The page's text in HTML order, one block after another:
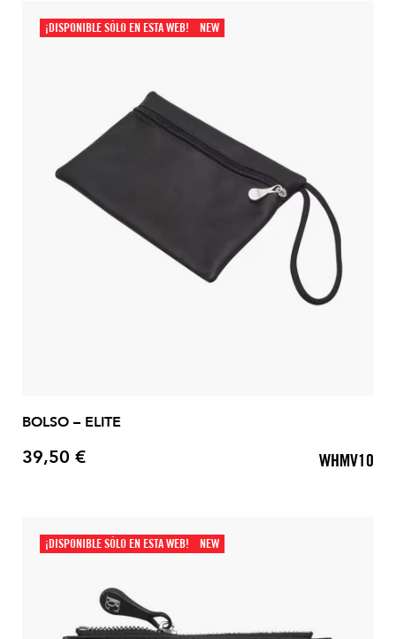
¡DISPONIBLE SÓLO EN ESTA WEB! NEW
BOLSO – ELITE
Precio
39,50 € WHMV10
¡DISPONIBLE SÓLO EN ESTA WEB! NEW